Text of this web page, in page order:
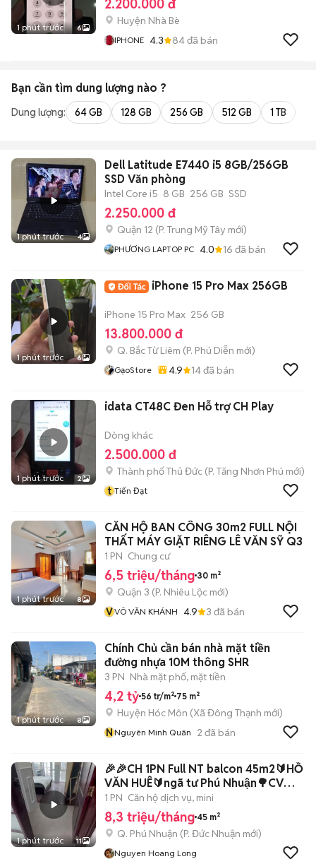
1 phút trước 6
2.200.000 đ
Huyện Nhà Bè
IPHONE 4.3 84đã bán
Bạn cần tìm dung lượng nào ?
Dung lượng: 64 GB 128 GB 256 GB 512 GB 1 TB
1 phút trước 4
Dell Latitude E7440 i5 8GB/256GB
SSD Văn phòng
Intel Core i5 8 GB 256 GB SSD
2.250.000 đ
Quận 12 (P. Trung Mỹ Tây mới)
PHƯƠNG LAPTOP PC 4.0 16 đã bán
1 phút trước 6
iPhone 15 Pro Max 256GB
iPhone 15 Pro Max 256 GB
13.800.000 đ
Q. Bắc Từ Liêm (P. Phú Diễn mới)
GạoStore 4.9 14đã bán
1 phút trước 2
idata CT48C Đen Hỗ trợ CH Play
Dòng khác
2.500.000 đ
Thành phố Thủ Đức (P. Tăng Nhơn Phú mới)
t Tiến Đạt
1 phút trước 8
CĂN HỘ BAN CÔNG 30m2 FULL NỘI
THẤT MÁY GIẶT RIÊNG LÊ VĂN SỸ Q3
1 PN Chung cư
6,5 triệu/tháng 30 m²
Quận 3 (P. Nhiêu Lộc mới)
VVÕ VĂN KHÁNH 4.9 3 đã bán
1 phút trước 8
Chính Chủ cần bán nhà mặt tiền
đường nhựa 10M thông SHR
3 PN Nhà mặt phố, mặt tiền
4,2 tỷ 56 tr/m² 75 m²
Huyện Hóc Môn (Xã Đông Thạnh mới)
NNguyên Minh Quân 2 đã bán
1 phút trước 11
🎉🎉CH 1PN Full NT balcon 45m2🔰HỒ
VĂN HUÊ🔰ngã tư Phú Nhuận🌳CV
GIA ĐỊNH🌳
1 PN Căn hộ dịch vụ, mini
8,3 triệu/tháng 45 m²
Q. Phú Nhuận (P. Đức Nhuận mới)
Nguyen Hoang Long